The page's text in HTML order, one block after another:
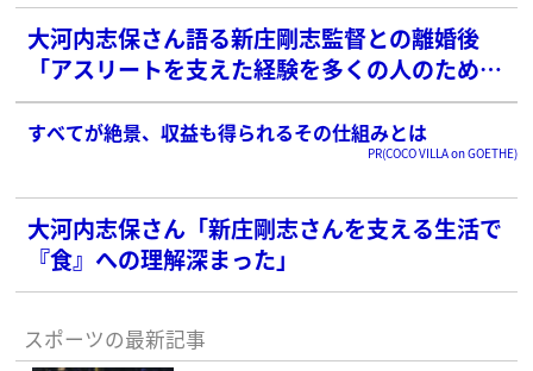
大河内志保さん語る新庄剛志監督との離婚後
「アスリートを支えた経験を多くの人のため
に」
すべてが絶景、収益も得られるその仕組みとは
PR(COCO VILLA on GOETHE)
大河内志保さん「新庄剛志さんを支える生活で
『食』への理解深まった」
スポーツの最新記事